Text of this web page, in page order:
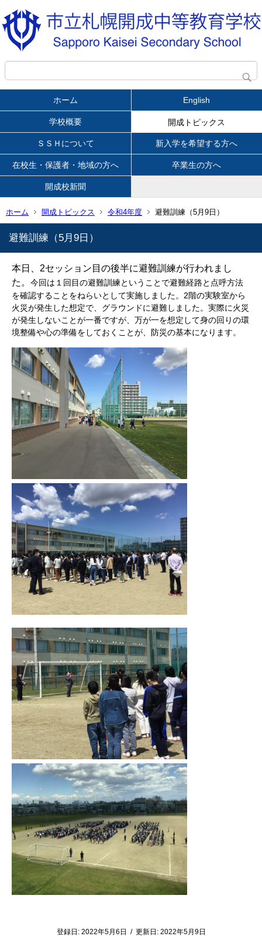
ホーム English
学校概要 開成トピックス
ＳＳＨについて 新入学を希望する方へ
在校生・保護者・地域の方へ 卒業生の方へ
開成校新聞
ホーム 開成トピックス 令和4年度 避難訓練（5月9日）
避難訓練（5月9日）
本日、2セッション目の後半に避難訓練が行われまし
た。 今回は１回目の避難訓練ということで避難経路と点呼方法
を確認することをねらいとして実施しました。2階の実験室から
火災が発生した想定で、グラウンドに避難しました。実際に火災
が発生しないことが一番ですが、万が一を想定して身の回りの環
境整備や心の準備をしておくことが、防災の基本になります。
登録日: 2022年5月6日 / 更新日: 2022年5月9日